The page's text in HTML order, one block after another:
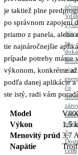
sa
viac
čo
3.
cena
je taktiež plne
po správnom zapojení
priamo z panela, alebo
tie najnáročnejšie
prípade potreby máme
výkonom, konkrétne
podľa danej aplikácie
ste istý, radi vám
Model
Výkon
1,5
Menovitý prúd 3,7
Napätie